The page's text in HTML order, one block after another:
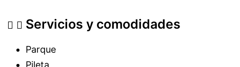
Servicios y comodidades
Parque
Pileta